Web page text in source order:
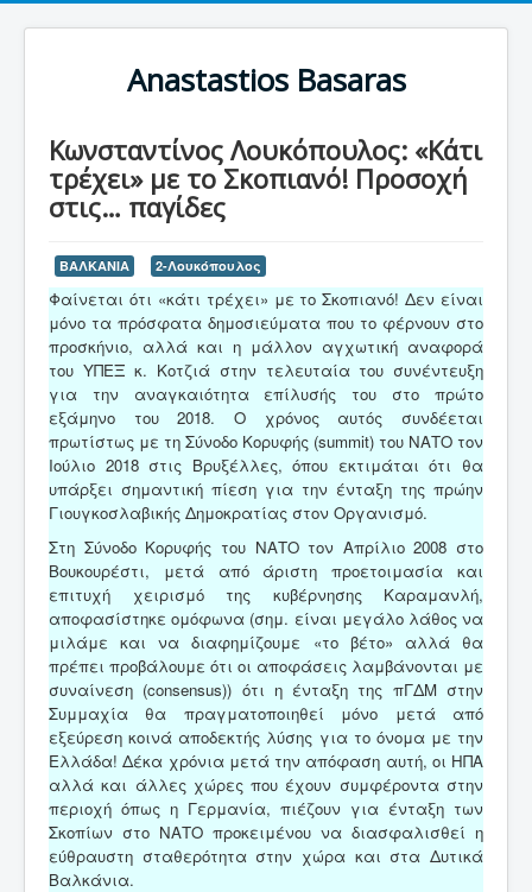
Anastastios Basaras
Κωνσταντίνος Λουκόπουλος: «Κάτι
τρέχει» με το Σκοπιανό! Προσοχή
στις… παγίδες
ΒΑΛΚΑΝΙΑ 2-Λουκόπουλος
Φαίνεται ότι «κάτι τρέχει» με το Σκοπιανό! Δεν είναι
μόνο τα πρόσφατα δημοσιεύματα που το φέρνουν στο
προσκήνιο, αλλά και η μάλλον αγχωτική αναφορά
του ΥΠΕΞ κ. Κοτζιά στην τελευταία του συνέντευξη
για την αναγκαιότητα επίλυσής του στο πρώτο
εξάμηνο του 2018. Ο χρόνος αυτός συνδέεται
πρωτίστως με τη Σύνοδο Κορυφής (summit) του ΝΑΤΟ τον
Ιούλιο 2018 στις Βρυξέλλες, όπου εκτιμάται ότι θα
υπάρξει σημαντική πίεση για την ένταξη της πρώην
Γιουγκοσλαβικής Δημοκρατίας στον Οργανισμό.
Στη Σύνοδο Κορυφής του ΝΑΤΟ τον Απρίλιο 2008 στο
Βουκουρέστι, μετά από άριστη προετοιμασία και
επιτυχή χειρισμό της κυβέρνησης Καραμανλή,
αποφασίστηκε ομόφωνα (σημ. είναι μεγάλο λάθος να
μιλάμε και να διαφημίζουμε «το βέτο» αλλά θα
πρέπει προβάλουμε ότι οι αποφάσεις λαμβάνονται με
συναίνεση (consensus)) ότι η ένταξη της πΓΔΜ στην
Συμμαχία θα πραγματοποιηθεί μόνο μετά από
εξεύρεση κοινά αποδεκτής λύσης για το όνομα με την
Ελλάδα! Δέκα χρόνια μετά την απόφαση αυτή, οι ΗΠΑ
αλλά και άλλες χώρες που έχουν συμφέροντα στην
περιοχή όπως η Γερμανία, πιέζουν για ένταξη των
Σκοπίων στο ΝΑΤΟ προκειμένου να διασφαλισθεί η
εύθραυστη σταθερότητα στην χώρα και στα Δυτικά
Βαλκάνια.